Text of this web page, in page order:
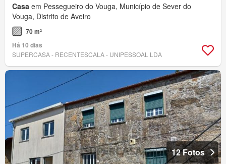
Casa em Pessegueiro do Vouga, Município de Sever do
Vouga, Distrito de Aveiro
70 m²
Há 10 dias
SUPERCASA - RECENTESCALA - UNIPESSOAL LDA
12 Fotos